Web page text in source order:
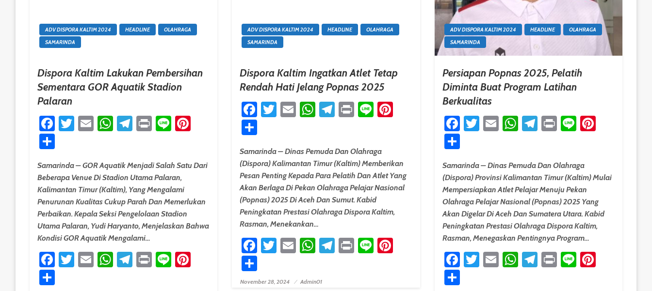
ADV DISPORA KALTIM 2024 HEADLINE
OLAHRAGA
SAMARINDA
Dispora Kaltim Lakukan Pembersihan
Sementara GOR Aquatik Stadion
Palaran
Facebook
Twitter
EmailWhatsApp
Telegram
Print
Line Pinterest
Samarinda – GOR Aquatik Menjadi Salah Satu Dari
Beberapa Venue Di Stadion Utama Palaran,
Kalimantan Timur (Kaltim), Yang Mengalami
Penurunan Kualitas Cukup Parah Dan Memerlukan
Perbaikan. Kepala Seksi Pengelolaan Stadion
Utama Palaran, Yudi Haryanto, Menjelaskan Bahwa
Kondisi GOR Aquatik Mengalami…
Facebook
Twitter
EmailWhatsApp
Telegram
Print
Line Pinterest
ADV DISPORA KALTIM 2024 HEADLINE
OLAHRAGA
SAMARINDA
Dispora Kaltim Ingatkan Atlet Tetap
Rendah Hati Jelang Popnas 2025
Facebook
Twitter
EmailWhatsApp
Telegram
Print
Line Pinterest
Samarinda – Dinas Pemuda Dan Olahraga
(Dispora) Kalimantan Timur (Kaltim) Memberikan
Pesan Penting Kepada Para Pelatih Dan Atlet Yang
Akan Berlaga Di Pekan Olahraga Pelajar Nasional
(Popnas) 2025 Di Aceh Dan Sumut. Kabid
Peningkatan Prestasi Olahraga Dispora Kaltim,
Rasman, Menekankan…
Facebook
Twitter
EmailWhatsApp
Telegram
Print
Line Pinterest
Posted On
November 28, 2024 Admin01
ADV DISPORA KALTIM 2024 HEADLINE
OLAHRAGA
SAMARINDA
Persiapan Popnas 2025, Pelatih
Diminta Buat Program Latihan
Berkualitas
Facebook
Twitter
EmailWhatsApp
Telegram
Print
Line
Share
Samarinda – Dinas Pemuda Dan Olahraga
(Dispora) Provinsi Kalimantan Timur (Kaltim) Mulai
Mempersiapkan Atlet Pelajar Menuju Pekan
Olahraga Pelajar Nasional (Popnas) 2025 Yang
Akan Digelar Di Aceh Dan Sumatera Utara. Kabid
Peningkatan Prestasi Olahraga Dispora Kaltim,
Rasman, Menegaskan Pentingnya Program…
Facebook
Twitter
EmailWhatsApp
Telegram
Print
Line
Share